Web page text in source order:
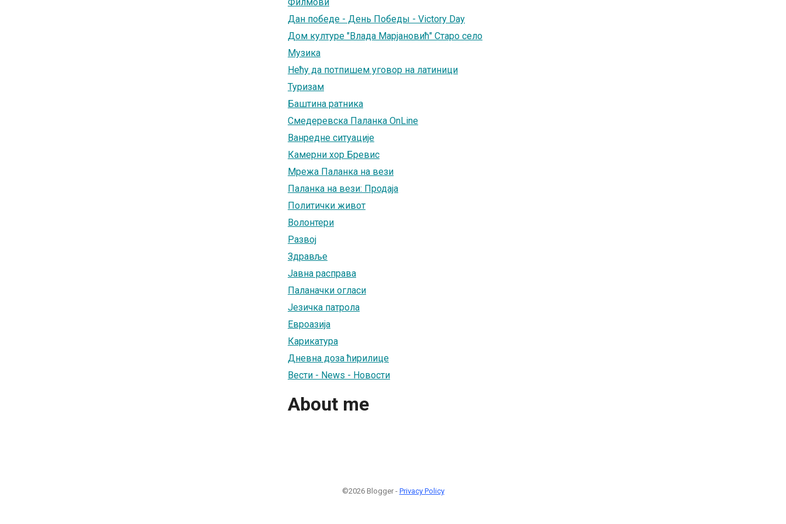
Дан победе - День Победы - Victory Day
Дом културе "Влада Марјановић" Старо село
Музика
Нећу да потпишем уговор на латиници
Туризам
Баштина ратника
Смедеревска Паланка OnLine
Ванредне ситуације
Камерни хор Бревис
Мрежа Паланка на вези
Паланка на вези: Продаја
Политички живот
Волонтери
Развој
Здравље
Јавна расправа
Паланачки огласи
Језичка патрола
Евроазија
Карикатура
Дневна доза ћирилице
Вести - News - Новости
About me
©2026 Blogger - Privacy Policy